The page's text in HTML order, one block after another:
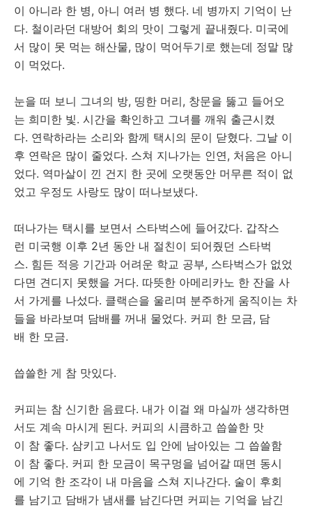
이 아니라 한 병, 아니 여러 병 했다. 네 병까지 기억이 난
다. 철이라던 대방어 회의 맛이 그렇게 끝내줬다. 미국에
서 많이 못 먹는 해산물, 많이 먹어두기로 했는데 정말 많
이 먹었다.
눈을 떠 보니 그녀의 방, 띵한 머리, 창문을 뚫고 들어오
는 희미한 빛. 시간을 확인하고 그녀를 깨워 출근시켰
다. 연락하라는 소리와 함께 택시의 문이 닫혔다. 그날 이
후 연락은 많이 줄었다. 스쳐 지나가는 인연, 처음은 아니
었다. 역마살이 낀 건지 한 곳에 오랫동안 머무른 적이 없
었고 우정도 사랑도 많이 떠나보냈다.
떠나가는 택시를 보면서 스타벅스에 들어갔다. 갑작스
런 미국행 이후 2년 동안 내 절친이 되어줬던 스타벅
스. 힘든 적응 기간과 어려운 학교 공부, 스타벅스가 없었
다면 견디지 못했을 거다. 따뜻한 아메리카노 한 잔을 사
서 가게를 나섰다. 클랙슨을 울리며 분주하게 움직이는 차
들을 바라보며 담배를 꺼내 물었다. 커피 한 모금, 담
배 한 모금.
씁쓸한 게 참 맛있다.
커피는 참 신기한 음료다. 내가 이걸 왜 마실까 생각하면
서도 계속 마시게 된다. 커피의 시큼하고 씁쓸한 맛
이 참 좋다. 삼키고 나서도 입 안에 남아있는 그 씁쓸함
이 참 좋다. 커피 한 모금이 목구멍을 넘어갈 때면 동시
에 기억 한 조각이 내 마음을 스쳐 지나간다. 술이 후회
를 남기고 담배가 냄새를 남긴다면 커피는 기억을 남긴